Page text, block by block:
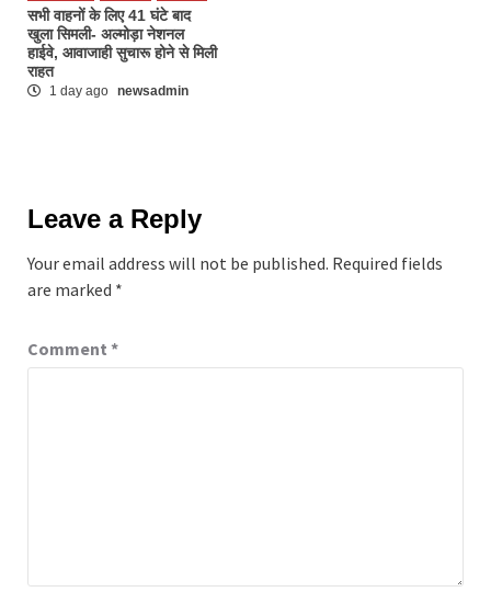
सभी वाहनों के लिए 41 घंटे बाद
खुला सिमली- अल्मोड़ा नेशनल
हाईवे, आवाजाही सुचारू होने से मिली
राहत
1 day ago newsadmin
Leave a Reply
Your email address will not be published. Required fields
are marked *
Comment *